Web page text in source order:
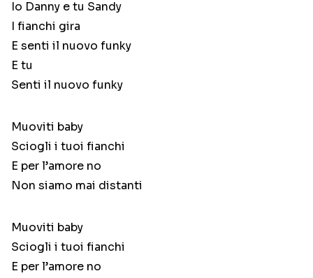
Io Danny e tu Sandy
I fianchi gira
E senti il nuovo funky
E tu
Senti il nuovo funky
Muoviti baby
Sciogli i tuoi fianchi
E per l’amore no
Non siamo mai distanti
Muoviti baby
Sciogli i tuoi fianchi
E per l’amore no